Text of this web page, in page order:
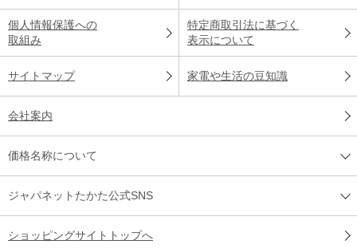
個人情報保護への
取組み
特定商取引法に基づく
表示について
サイトマップ 家電や生活の豆知識
会社案内
価格名称について
ジャパネットたかた公式SNS
ショッピングサイトトップへ